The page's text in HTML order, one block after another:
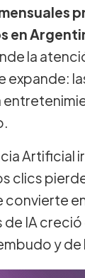
en
la
expande:
Artificial
clics
convierte
IA
y